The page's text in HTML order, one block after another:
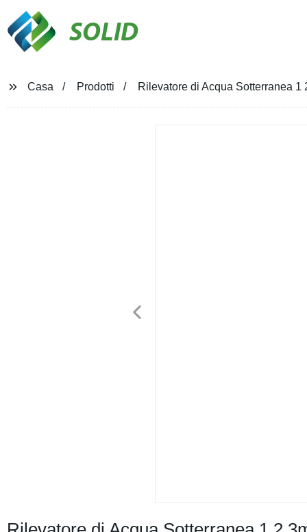
SOLID
Casa Prodotti Rilevatore di Acqua Sotterranea